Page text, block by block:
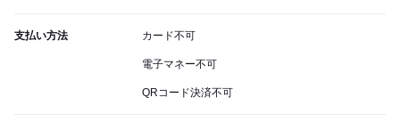
支払い方法 カード不可
電子マネー不可
QRコード決済不可